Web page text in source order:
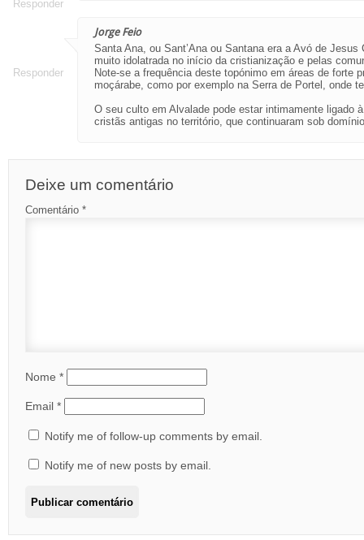
Responder
Jorge Feio
Santa Ana, ou Sant’Ana ou Santana era a Avó de
muito idolatrada no início da cristianização e pelas
Note-se a frequência deste topónimo em áreas de forte
moçárabe, como por exemplo na Serra de Portel, onde
O seu culto em Alvalade pode estar intimamente ligado
cristãs antigas no território, que continuaram sob
Responder
Deixe um comentário
Comentário *
Nome *
Email *
Notify me of follow-up comments by email.
Notify me of new posts by email.